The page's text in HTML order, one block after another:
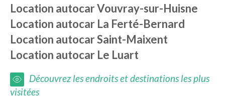
Location autocarVouvray-sur-Huisne
Location autocar La Ferté-Bernard
Location autocarSaint-Maixent
Location autocar Le Luart
Découvrez les endroits et destinations les plus
visitées